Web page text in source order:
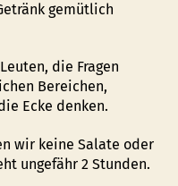
gemütlich
die Fragen
Bereichen,
Ecke denken.
wir keine Salate oder
ungefähr 2 Stunden.